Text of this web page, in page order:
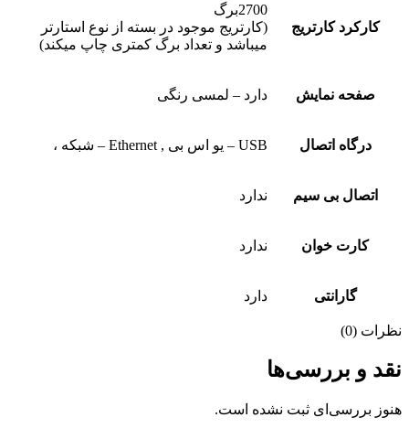
کارکرد کارتریج
2700برگ
(کارتریج موجود در بسته از نوع استارتر
میباشد و تعداد برگ کمتری چاپ میکند)
صفحه نمایش دارد – لمسی رنگی
درگاه اتصال USB – یو اس بی , Ethernet – شبکه ،
اتصال بی سیم ندارد
کارت خوان ندارد
گارانتی دارد
نظرات (0)
نقد و بررسی‌ها
هنوز بررسی‌ای ثبت نشده است.